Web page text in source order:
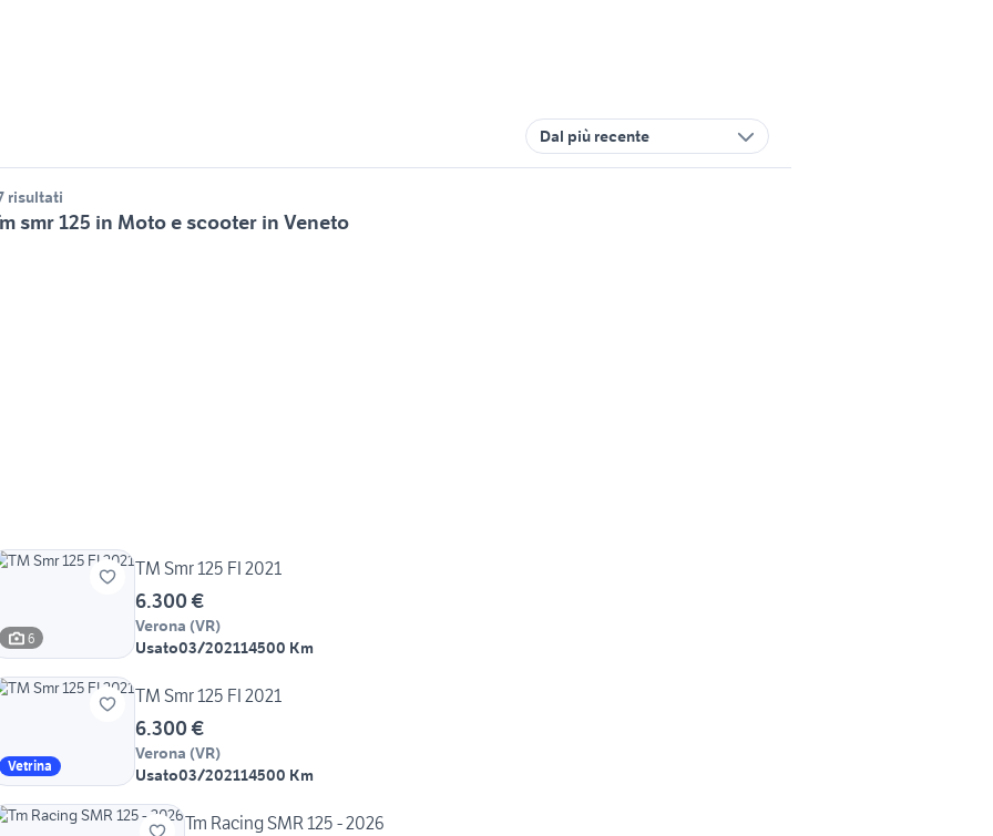
Dal più recente
risultati
smr 125 in Moto e scooter in Veneto
6
TM Smr 125 FI 2021
6.300 €
Verona (VR)
Usato03/202114500 Km
Vetrina
TM Smr 125 FI 2021
6.300 €
Verona (VR)
Usato03/202114500 Km
Tm Racing SMR 125 - 2026